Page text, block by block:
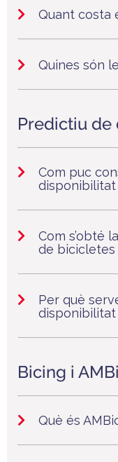
Quant costa
Quines són
Predictiu
Com puc
disponibilitat
Com s’obté
de bicicletes
Per què
disponibilitat
Bicing i
Què és